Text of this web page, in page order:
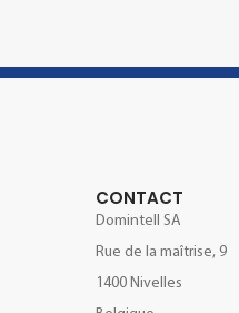
CONTACT
Domintell SA
Rue de la maîtrise, 9
1400 Nivelles